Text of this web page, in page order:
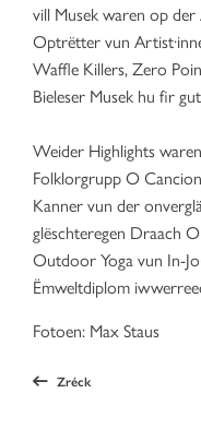
vill Musek waren op der
Optrëtter vun
Waffle Killers, Zero
Bieleser Musek hu fir
Weider Highlights
Folklorgrupp O
Kanner vun der
glëschteregen Draach
Outdoor Yoga vun In-
Ëmweltdiplom
Fotoen: Max Staus
Zréck